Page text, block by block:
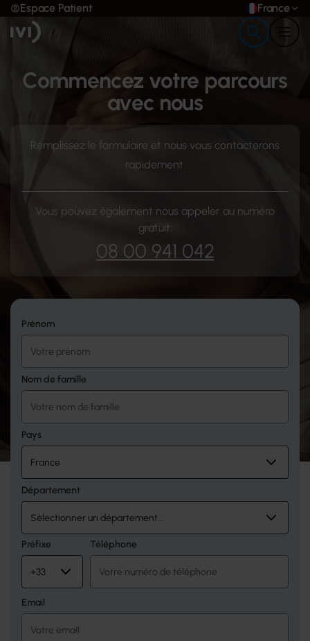
Espace Patient France
Commencez votre parcours
avec nous
Remplissez le formulaire et nous vous contacterons
rapidement.
Vous pouvez également nous appeler au numéro
gratuit:
08 00 941 042
Prénom
Nom de famille
Pays
Département
Préfixe Téléphone
Email